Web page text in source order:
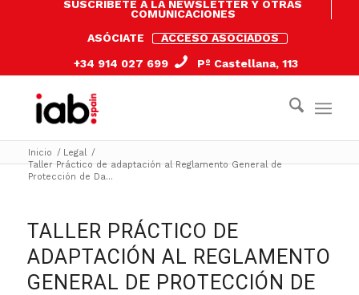
SUSCRÍBETE A LA NEWSLETTER Y OTRAS
COMUNICACIONES
ASÓCIATE
ACCESO ASOCIADOS
+34 914 027 699
Pº Castellana, 113
Inicio / Legal /
Taller Práctico de adaptación al Reglamento General de
Protección de Da...
TALLER PRÁCTICO DE
ADAPTACIÓN AL REGLAMENTO
GENERAL DE PROTECCIÓN DE